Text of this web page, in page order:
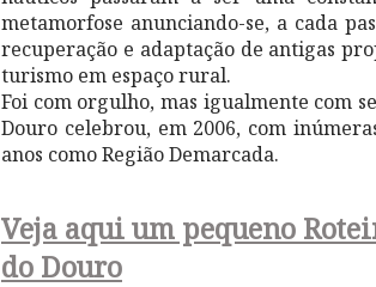
metamorfose anunciando-se, a cada
recuperação e adaptação de antigas
turismo em espaço rural.
Foi com orgulho, mas igualmente com
Douro celebrou, em 2006, com
anos como Região Demarcada.
Veja aqui um pequeno
do Douro